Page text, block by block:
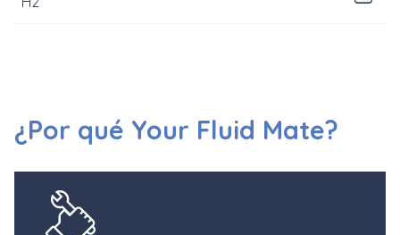
¿Por qué Your Fluid Mate?